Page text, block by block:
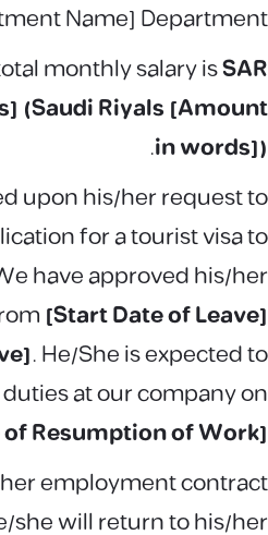
Name] Department.
monthly salary isSAR
(Saudi Riyals [Amount
in words])
.
upon his/her request to
for a tourist visa to
have approved his/her
[Start Date of Leave]
. He/She is expected to
at our company on
of Resumption of Work]
employment contract
she will return to his/her